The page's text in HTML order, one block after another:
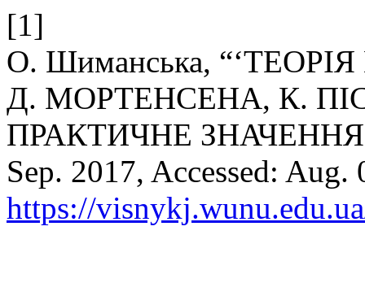
[1]
О. Шиманська,
Д. МОРТЕНСЕНА, К.
ПРАКТИЧНЕ
Sep. 2017, Accessed:
https://